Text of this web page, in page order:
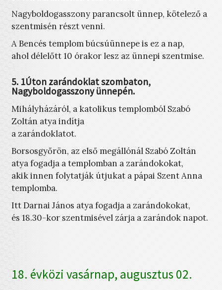
Nagyboldogasszony parancsolt ünnep, kötelező a
szentmisén részt venni.
A Bencés templom búcsúünnepe is ez a nap,
ahol délelőtt 10 órakor lesz az ünnepi szentmise.
5. 1Úton zarándoklat szombaton,
Nagyboldogasszony ünnepén.
Mihályházáról, a katolikus templomból Szabó
Zoltán atya indítja
a zarándoklatot.
Borsosgyőrön, az első megállónál Szabó Zoltán
atya fogadja a templomban a zarándokokat,
akik innen folytatják útjukat a pápai Szent Anna
templomba.
Itt Darnai János atya fogadja a zarándokokat,
és 18.30-kor szentmisével zárja a zarándok napot.
18. évközi vasárnap, augusztus 02.